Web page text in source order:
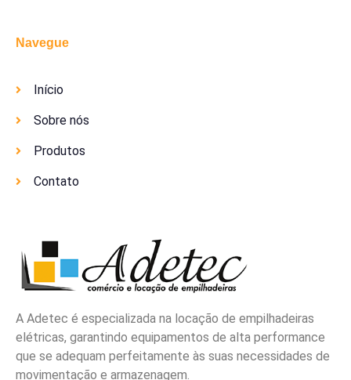
A Adetec é especializada na locação de empilhadeiras
elétricas, garantindo equipamentos de alta performance
que se adequam perfeitamente às suas necessidades de
movimentação e armazenagem.
Navegue
Início
Sobre nós
Produtos
Contato